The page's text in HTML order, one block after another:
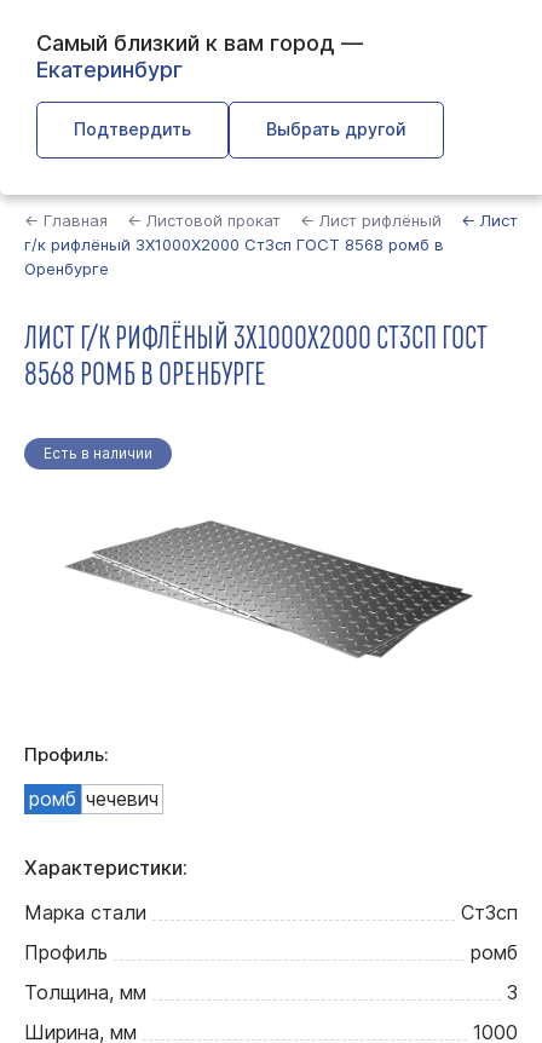
Самый близкий к вам город —
Екатеринбург
Подтвердить Выбрать другой
← Главная ← Листовой прокат ← Лист рифлёный
← Лист
г/к рифлёный 3Х1000Х2000 Ст3сп ГОСТ 8568 ромб в
Оренбурге
ЛИСТ Г/К РИФЛЁНЫЙ 3Х1000Х2000 СТ3СП ГОСТ
8568 РОМБ В ОРЕНБУРГЕ
Есть в наличии
Профиль:
ромб чечевич
Характеристики:
Марка стали
Ст3сп
Профиль
ромб
Толщина, мм
3
Ширина, мм
1000